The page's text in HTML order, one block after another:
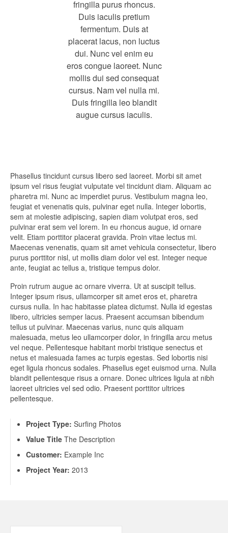
fringilla purus rhoncus.
Duis iaculis pretium
fermentum. Duis at
placerat lacus, non luctus
dui. Nunc vel enim eu
eros congue laoreet. Nunc
mollis dui sed consequat
cursus. Nam vel nulla mi.
Duis fringilla leo blandit
augue cursus iaculis.
Phasellus tincidunt cursus libero sed laoreet. Morbi sit amet
ipsum vel risus feugiat vulputate vel tincidunt diam. Aliquam ac
pharetra mi. Nunc ac imperdiet purus. Vestibulum magna leo,
feugiat et venenatis quis, pulvinar eget nulla. Integer lobortis,
sem at molestie adipiscing, sapien diam volutpat eros, sed
pulvinar erat sem vel lorem. In eu rhoncus augue, id ornare
velit. Etiam porttitor placerat gravida. Proin vitae lectus mi.
Maecenas venenatis, quam sit amet vehicula consectetur, libero
purus porttitor nisl, ut mollis diam dolor vel est. Integer neque
ante, feugiat ac tellus a, tristique tempus dolor.
Proin rutrum augue ac ornare viverra. Ut at suscipit tellus.
Integer ipsum risus, ullamcorper sit amet eros et, pharetra
cursus nulla. In hac habitasse platea dictumst. Nulla id egestas
libero, ultricies semper lacus. Praesent accumsan bibendum
tellus ut pulvinar. Maecenas varius, nunc quis aliquam
malesuada, metus leo ullamcorper dolor, in fringilla arcu metus
vel neque. Pellentesque habitant morbi tristique senectus et
netus et malesuada fames ac turpis egestas. Sed lobortis nisi
eget ligula rhoncus sodales. Phasellus eget euismod urna. Nulla
blandit pellentesque risus a ornare. Donec ultrices ligula at nibh
laoreet ultricies vel sed odio. Praesent porttitor ultrices
pellentesque.
Project Type: Surfing Photos
Value Title The Description
Customer: Example Inc
Project Year: 2013